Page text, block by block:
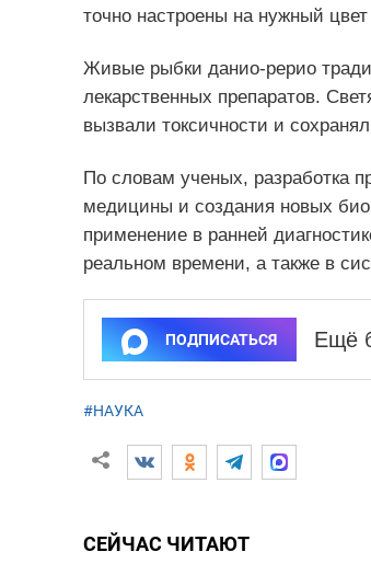
точно настроены на нужный
Живые рыбки данио-рерио
лекарственных препаратов.
вызвали токсичности и
По словам ученых, разработка
медицины и создания новых
применение в ранней
реальном времени, а также в
ПОДПИСАТЬСЯ Ещё
#НАУКА
СЕЙЧАС ЧИТАЮТ